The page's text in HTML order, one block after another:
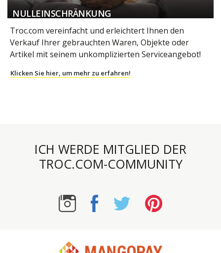
NULLEINSCHRÄNKUNG
Troc.com vereinfacht und erleichtert Ihnen den
Verkauf Ihrer gebrauchten Waren, Objekte oder
Artikel mit seinem unkomplizierten Serviceangebot!
Klicken Sie hier, um mehr zu erfahren!
ICH WERDE MITGLIED DER
TROC.COM-COMMUNITY